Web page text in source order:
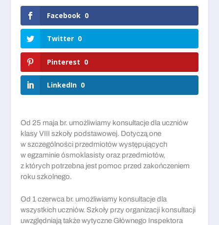
Facebook 0
Twitter 0
Pinterest 0
LinkedIn 0
Od 25 maja br. umożliwiamy konsultacje dla uczniów
klasy VIII szkoły podstawowej. Dotyczą one
w szczególności przedmiotów występujących
w egzaminie ósmoklasisty oraz przedmiotów,
z których potrzebna jest pomoc przed zakończeniem
roku szkolnego.
Od 1 czerwca br. umożliwiamy konsultacje dla
wszystkich uczniów. Szkoły przy organizacji konsultacji
uwzględniają także wytyczne Głównego Inspektora